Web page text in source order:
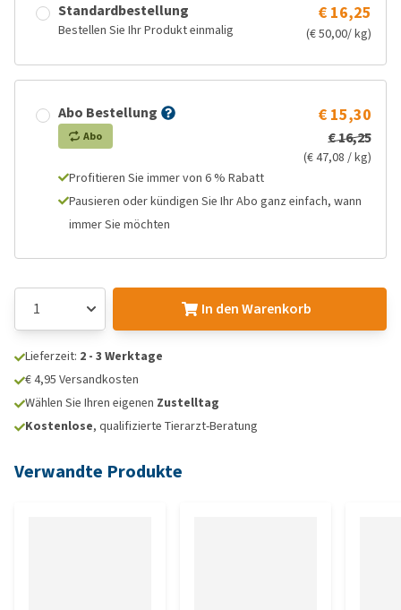
Standardbestellung
Bestellen Sie Ihr Produkt einmalig
€ 16,25
(€ 50,00/ kg)
Abo Bestellung
Abo
€ 15,30
€ 16,25
(€ 47,08 / kg)
Profitieren Sie immer von 6 % Rabatt
Pausieren oder kündigen Sie Ihr Abo ganz einfach, wann
immer Sie möchten
In den Warenkorb
Lieferzeit: 2 - 3 Werktage
€ 4,95 Versandkosten
Wählen Sie Ihren eigenen Zustelltag
Kostenlose, qualifizierte Tierarzt-Beratung
Verwandte Produkte